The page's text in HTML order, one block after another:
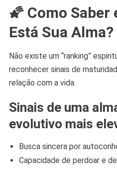
🌠 Como Saber
Está Sua Alma?
Não existe um “ranking”
reconhecer sinais de
relação com a vida.
Sinais de uma
evolutivo mais
Busca sincera por
Capacidade de perdoar e